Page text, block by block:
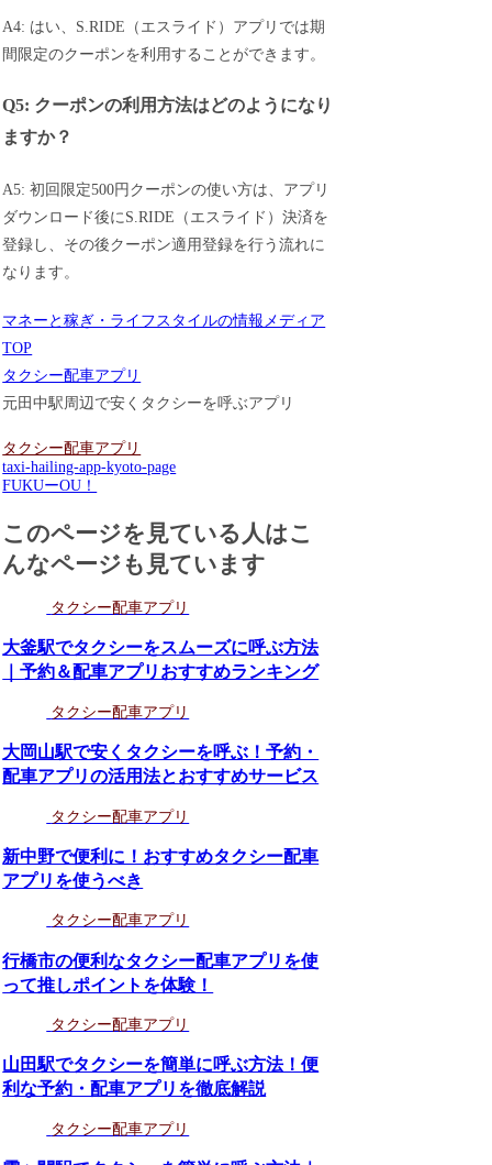
A4: はい、S.RIDE（エスライド）アプリでは期
間限定のクーポンを利用することができます。
Q5: クーポンの利用方法はどのようになり
ますか？
A5: 初回限定500円クーポンの使い方は、アプリ
ダウンロード後にS.RIDE（エスライド）決済を
登録し、その後クーポン適用登録を行う流れに
なります。
マネーと稼ぎ・ライフスタイルの情報メディア
TOP
タクシー配車アプリ
元田中駅周辺で安くタクシーを呼ぶアプリ
タクシー配車アプリ
taxi-hailing-app-kyoto-page
FUKUーOU！
このページを見ている人はこ
んなページも見ています
タクシー配車アプリ
大釜駅でタクシーをスムーズに呼ぶ方法
｜予約＆配車アプリおすすめランキング
タクシー配車アプリ
大岡山駅で安くタクシーを呼ぶ！予約・
配車アプリの活用法とおすすめサービス
タクシー配車アプリ
新中野で便利に！おすすめタクシー配車
アプリを使うべき
タクシー配車アプリ
行橋市の便利なタクシー配車アプリを使
って推しポイントを体験！
タクシー配車アプリ
山田駅でタクシーを簡単に呼ぶ方法！便
利な予約・配車アプリを徹底解説
タクシー配車アプリ